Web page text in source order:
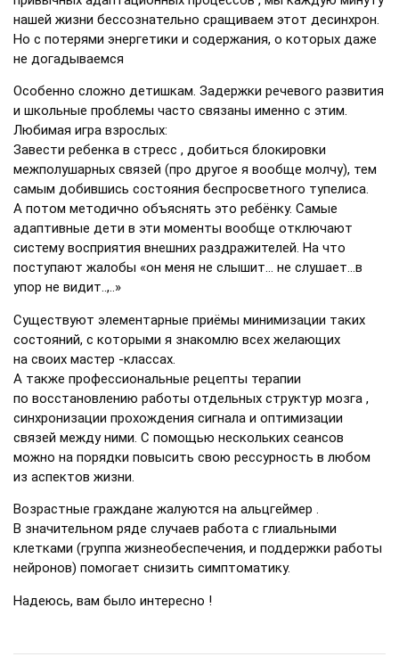
нашей жизни бессознательно сращиваем этот десинхрон.
Но с потерями энергетики и содержания, о которых даже
не догадываемся
Особенно сложно детишкам. Задержки речевого развития
и школьные проблемы часто связаны именно с этим.
Любимая игра взрослых:
Завести ребенка в стресс , добиться блокировки
межполушарных связей (про другое я вообще молчу), тем
самым добившись состояния беспросветного тупелиса.
А потом методично объяснять это ребёнку. Самые
адаптивные дети в эти моменты вообще отключают
систему восприятия внешних раздражителей. На что
поступают жалобы «он меня не слышит… не слушает…в
упор не видит..,..»
Существуют элементарные приёмы минимизации таких
состояний, с которыми я знакомлю всех желающих
на своих мастер -классах.
А также профессиональные рецепты терапии
по восстановлению работы отдельных структур мозга ,
синхронизации прохождения сигнала и оптимизации
связей между ними. С помощью нескольких сеансов
можно на порядки повысить свою рессурность в любом
из аспектов жизни.
Возрастные граждане жалуются на альцгеймер .
В значительном ряде случаев работа с глиальными
клетками (группа жизнеобеспечения, и поддержки работы
нейронов) помогает снизить симптоматику.
Надеюсь, вам было интересно !